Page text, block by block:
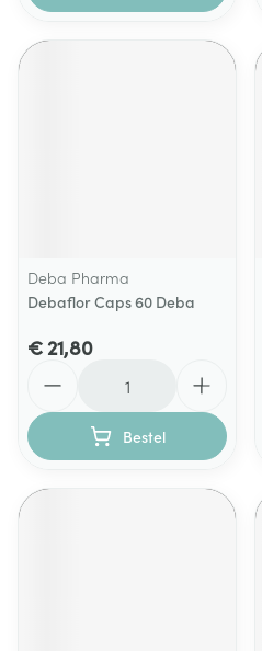
Deba Pharma
Debaflor Caps 60 Deba
€ 21,80
Bestel